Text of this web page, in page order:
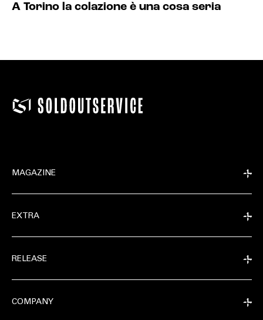
A Torino la colazione è una cosa seria
MAGAZINE
EXTRA
RELEASE
COMPANY